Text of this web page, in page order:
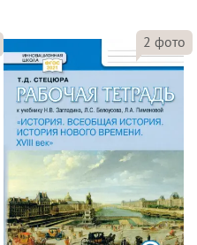
2 фото